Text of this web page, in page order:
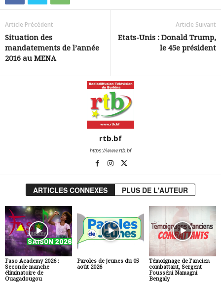
Article Précédent
Situation des
mandatements de l’année
2016 au MENA
Article Suivant
Etats-Unis : Donald Trump,
le 45e président
rtb.bf
https://www.rtb.bf
ARTICLES CONNEXES PLUS DE L'AUTEUR
Faso Academy 2026 :
Seconde manche
éliminatoire de
Ouagadougou
Paroles de jeunes du 05
août 2026
Témoignage de l’ancien
combattant, Sergent
Fousséni Namagni
Bengaly